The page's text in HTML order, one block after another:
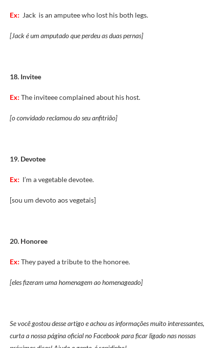
Ex: Jack is an amputee who lost his both legs.
[Jack é um amputado que perdeu as duas pernas]
18. Invitee
Ex: The inviteee complained about his host.
[o convidado reclamou do seu anfitrião]
19. Devotee
Ex: I’m a vegetable devotee.
[sou um devoto aos vegetais]
20. Honoree
Ex: They payed a tribute to the honoree.
[eles fizeram uma homenagem ao homenageado]
Se você gostou desse artigo e achou as informações muito interessantes,
curta a nossa página oficial no Facebook para ficar ligado nas nossas